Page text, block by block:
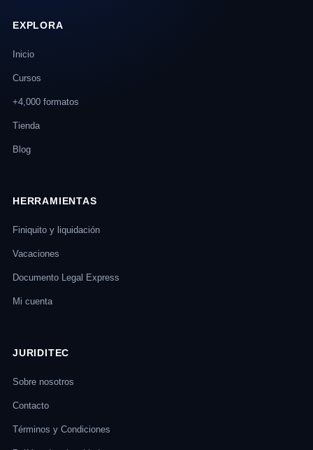
EXPLORA
Inicio
Cursos
+4,000 formatos
Tienda
Blog
HERRAMIENTAS
Finiquito y liquidación
Vacaciones
Documento Legal Express
Mi cuenta
JURIDITEC
Sobre nosotros
Contacto
Términos y Condiciones